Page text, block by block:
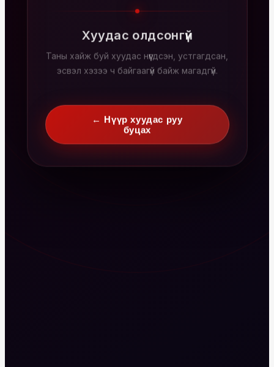
Хуудас олдсонгүй
Таны хайж буй хуудас нүүгдсэн, устгагдсан,
эсвэл хэзээ ч байгаагүй байж магадгүй.
← Нүүр хуудас руу
буцах